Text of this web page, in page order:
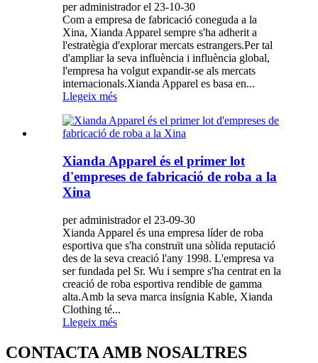
per administrador el 23-10-30
Com a empresa de fabricació coneguda a la
Xina, Xianda Apparel sempre s'ha adherit a
l'estratègia d'explorar mercats estrangers.Per tal
d'ampliar la seva influència i influència global,
l'empresa ha volgut expandir-se als mercats
internacionals.Xianda Apparel es basa en...
Llegeix més
Xianda Apparel és el primer lot
d'empreses de fabricació de roba a la
Xina
per administrador el 23-09-30
Xianda Apparel és una empresa líder de roba
esportiva que s'ha construït una sòlida reputació
des de la seva creació l'any 1998. L'empresa va
ser fundada pel Sr. Wu i sempre s'ha centrat en la
creació de roba esportiva rendible de gamma
alta.Amb la seva marca insígnia Kable, Xianda
Clothing té...
Llegeix més
CONTACTA AMB NOSALTRES